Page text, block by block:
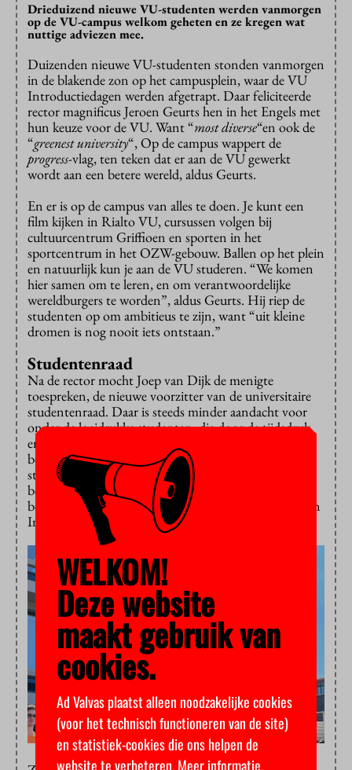
Drieduizend nieuwe VU-studenten werden vanmorgen
op de VU-campus welkom geheten en ze kregen wat
nuttige adviezen mee.
Duizenden nieuwe VU-studenten stonden vanmorgen
in de blakende zon op het campusplein, waar de VU
Introductiedagen werden afgetrapt. Daar feliciteerde
rector magnificus Jeroen Geurts hen in het Engels met
hun keuze voor de VU. Want “most diverse“en ook de
“greenest university“, Op de campus wappert de
progress-vlag, ten teken dat er aan de VU gewerkt
wordt aan een betere wereld, aldus Geurts.
En er is op de campus van alles te doen. Je kunt een
film kijken in Rialto VU, cursussen volgen bij
cultuurcentrum Griffioen en sporten in het
sportcentrum in het OZW-gebouw. Ballen op het plein
en natuurlijk kun je aan de VU studeren. “We komen
hier samen om te leren, en om verantwoordelijke
wereldburgers te worden”, aldus Geurts. Hij riep de
studenten op om ambitieus te zijn, want “uit kleine
dromen is nog nooit iets ontstaan.”
Studentenraad
Na de rector mocht Joep van Dijk de menigte
toespreken, de nieuwe voorzitter van de universitaire
studentenraad. Daar is steeds minder aandacht voor
onder de loeidrukke studenten, die door de tijdsdruk
en geldzorgen steeds minder tijd hebben voor
belangrijke dingen naast hun studie. Maar de
studentenraad is te belangrijk om te vergeten,
benadrukte Van Dijk. Die komt namelijk op voor de
belangen van de studenten. Hij liet alle studenten hun
Instagram-account openen om
WELKOM!
Deze website
maakt gebruik van
cookies.
Ad Valvas plaatst alleen noodzakelijke cookies
(voor het technisch functioneren van de site)
en statistiek-cookies die ons helpen de
website te verbeteren.Meer informatie.